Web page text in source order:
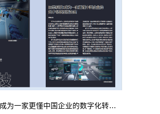
《新穗商》专访：成为一家更懂中国企业的数字化转型服务商